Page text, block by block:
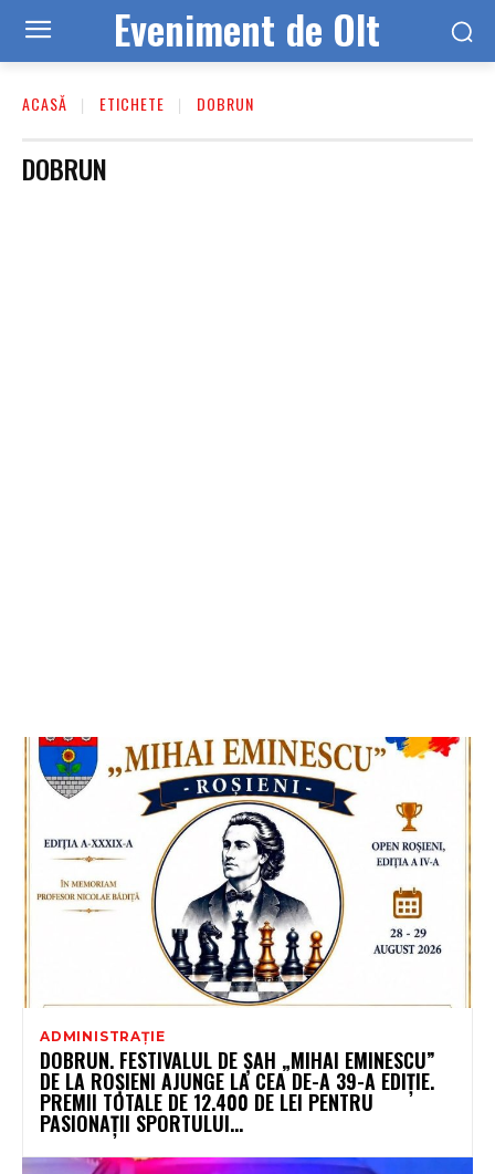
Eveniment de Olt
ACASĂ ETICHETE DOBRUN
DOBRUN
ADMINISTRAȚIE
DOBRUN. FESTIVALUL DE ȘAH „MIHAI EMINESCU”
DE LA ROȘIENI AJUNGE LA CEA DE-A 39-A EDIȚIE.
PREMII TOTALE DE 12.400 DE LEI PENTRU
PASIONAȚII SPORTULUI...